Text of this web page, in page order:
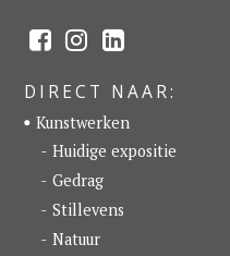
F
a
e
b
o
o
k
t
a
g
r
a
m
L
i
k
e
d
I
n
DIRECT NAAR:
Kunstwerken
Huidige expositie
Gedrag
Stillevens
Natuur